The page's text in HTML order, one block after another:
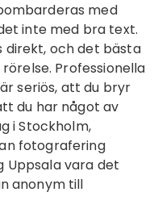
inte med bra text.
direkt, och det bästa
Professionella
seriös, att du bryr
du har något av
i Stockholm,
fotografering
Uppsalavara det
anonym till